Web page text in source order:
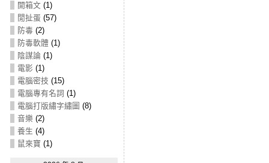
開箱文(1)
閒扯蛋 (57)
防毒(2)
防毒軟體 (1)
陰謀論(1)
電影 (1)
電腦密技 (15)
電腦專有名詞 (1)
電腦打版繡字繡圖 (8)
音樂 (2)
養生 (4)
鼠來寶 (1)